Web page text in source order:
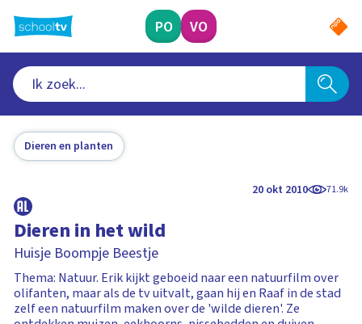
naar
hoofdinhoud
PO VO
Dieren en planten
20 okt 2010 71.9k
Dieren in het wild
Huisje Boompje Beestje
Thema: Natuur. Erik kijkt geboeid naar een natuurfilm over
olifanten, maar als de tv uitvalt, gaan hij en Raaf in de stad
zelf een natuurfilm maken over de 'wilde dieren'. Ze